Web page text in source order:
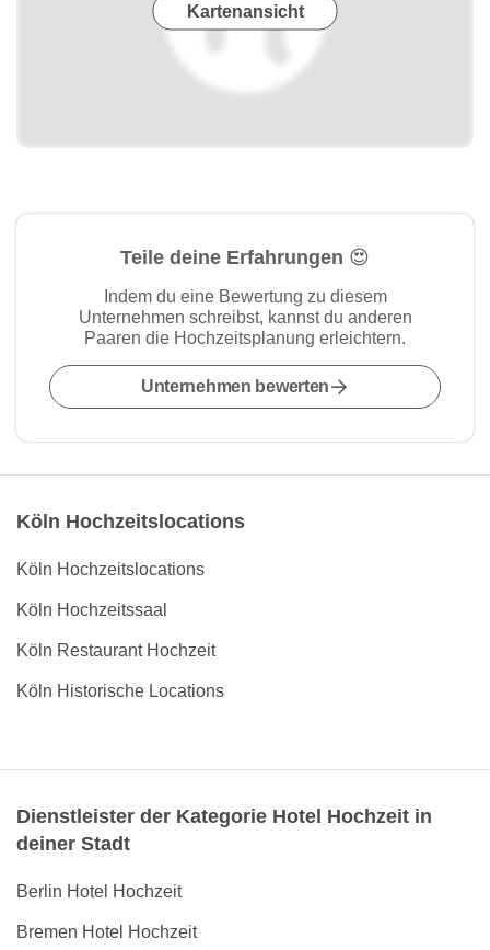
Kartenansicht
Teile deine Erfahrungen 😍
Indem du eine Bewertung zu diesem
Unternehmen schreibst, kannst du anderen
Paaren die Hochzeitsplanung erleichtern.
Unternehmen bewerten
Köln Hochzeitslocations
Köln Hochzeitslocations
Köln Hochzeitssaal
Köln Restaurant Hochzeit
Köln Historische Locations
Dienstleister der Kategorie Hotel Hochzeit in
deiner Stadt
Berlin Hotel Hochzeit
Bremen Hotel Hochzeit